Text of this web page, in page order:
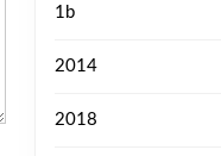
1b
2014
2018